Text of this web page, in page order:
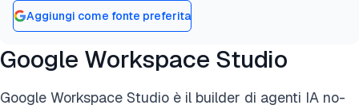
Aggiungi come fonte preferita
Google Workspace Studio
Google Workspace Studio è il builder di agenti IA no-